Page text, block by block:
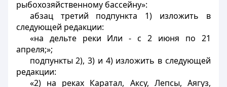
рыбохозяйственному бассейну»:
абзац третий подпункта 1) изложить в
следующей редакции:
«на дельте реки Или - с 2 июня по 21
апреля;»;
подпункты 2), 3) и 4) изложить в следующей
редакции:
«2) на реках Каратал, Аксу, Лепсы, Аягуз,